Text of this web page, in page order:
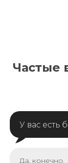
Частые
У вас есть
Да, конечно.